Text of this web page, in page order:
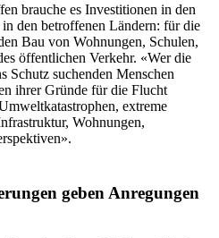
brauche es Investitionen in den
den betroffenen Ländern: für die
Bau von Wohnungen, Schulen,
öffentlichen Verkehr. «Wer die
Schutz suchenden Menschen
ihrer Gründe für die Flucht
extreme
Wohnungen,
geben Anregungen